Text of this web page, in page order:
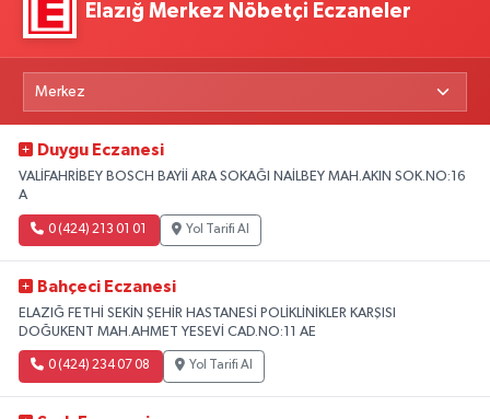
Elazığ Merkez Nöbetçi Eczaneler
Duygu Eczanesi
VALİFAHRİBEY BOSCH BAYİİ ARA SOKAĞI NAİLBEY MAH.AKIN SOK.NO:16
A
0 (424) 213 01 01 Yol Tarifi Al
Bahçeci Eczanesi
ELAZIĞ FETHİ SEKİN ŞEHİR HASTANESİ POLİKLİNİKLER KARŞISI
DOĞUKENT MAH.AHMET YESEVİ CAD.NO:11 AE
0 (424) 234 07 08 Yol Tarifi Al